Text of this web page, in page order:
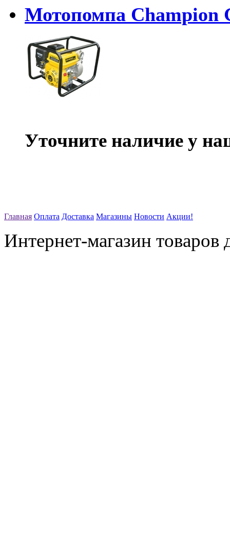
Мотопомпа Champion
Уточните наличие у
Главная Оплата Доставка Магазины Новости Акции!
Интернет-магазин